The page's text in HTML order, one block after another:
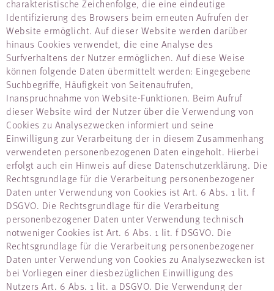
charakteristische Zeichenfolge, die eine eindeutige
Identifizierung des Browsers beim erneuten Aufrufen der
Website ermöglicht. Auf dieser Website werden darüber
hinaus Cookies verwendet, die eine Analyse des
Surfverhaltens der Nutzer ermöglichen. Auf diese Weise
können folgende Daten übermittelt werden: Eingegebene
Suchbegriffe, Häufigkeit von Seitenaufrufen,
Inanspruchnahme von Website-Funktionen. Beim Aufruf
dieser Website wird der Nutzer über die Verwendung von
Cookies zu Analysezwecken informiert und seine
Einwilligung zur Verarbeitung der in diesem Zusammenhang
verwendeten personenbezogenen Daten eingeholt. Hierbei
erfolgt auch ein Hinweis auf diese Datenschutzerklärung. Die
Rechtsgrundlage für die Verarbeitung personenbezogener
Daten unter Verwendung von Cookies ist Art. 6 Abs. 1 lit. f
DSGVO. Die Rechtsgrundlage für die Verarbeitung
personenbezogener Daten unter Verwendung technisch
notweniger Cookies ist Art. 6 Abs. 1 lit. f DSGVO. Die
Rechtsgrundlage für die Verarbeitung personenbezogener
Daten unter Verwendung von Cookies zu Analysezwecken ist
bei Vorliegen einer diesbezüglichen Einwilligung des
Nutzers Art. 6 Abs. 1 lit. a DSGVO. Die Verwendung der